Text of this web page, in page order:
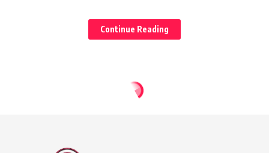
“Program ini juga hadir sebagai bentuk apresiasi kami
kepada para kreator LINE Stickers yang telah
pengguna LINE di seluruh dunia,” tambah Trisnia.
Continue Reading